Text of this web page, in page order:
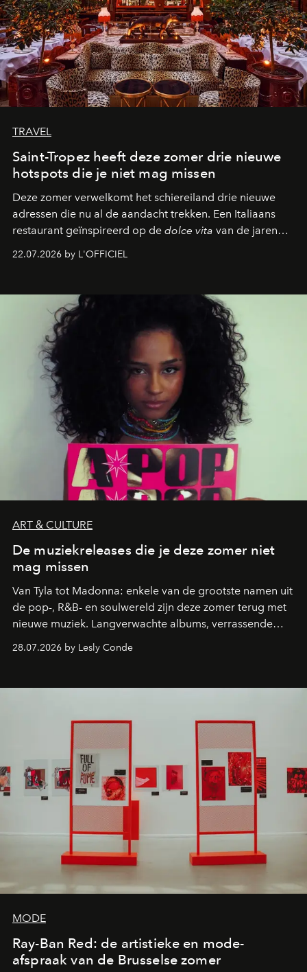
TRAVEL
Saint-Tropez heeft deze zomer drie nieuwe
hotspots die je niet mag missen
Deze zomer verwelkomt het schiereiland drie nieuwe
adressen die nu al de aandacht trekken. Een Italiaans
restaurant geïnspireerd op de dolce vita van de jaren
zestig, een Japanse hotspot die na zonsondergang
verandert in een bruisende ontmoetingsplek en de
neerstrijkt in Saint-Tropez. Dit zijn de nieuwe adressen
die deze zomer de toon zetten, van lange lunches tot
zwoele nachten.
22.07.2026 by L'OFFICIEL
ART & CULTURE
De muziekreleases die je deze zomer niet
mag missen
Van Tyla tot Madonna: enkele van de grootste namen uit
de pop-, R&B- en soulwereld zijn deze zomer terug met
nieuwe muziek. Langverwachte albums, verrassende
comebacks en veelbelovende nieuwe projecten: dit zijn
de releases die je niet mag missen.
28.07.2026 by Lesly Conde
MODE
Ray-Ban Red: de artistieke en mode-
afspraak van de Brusselse zomer